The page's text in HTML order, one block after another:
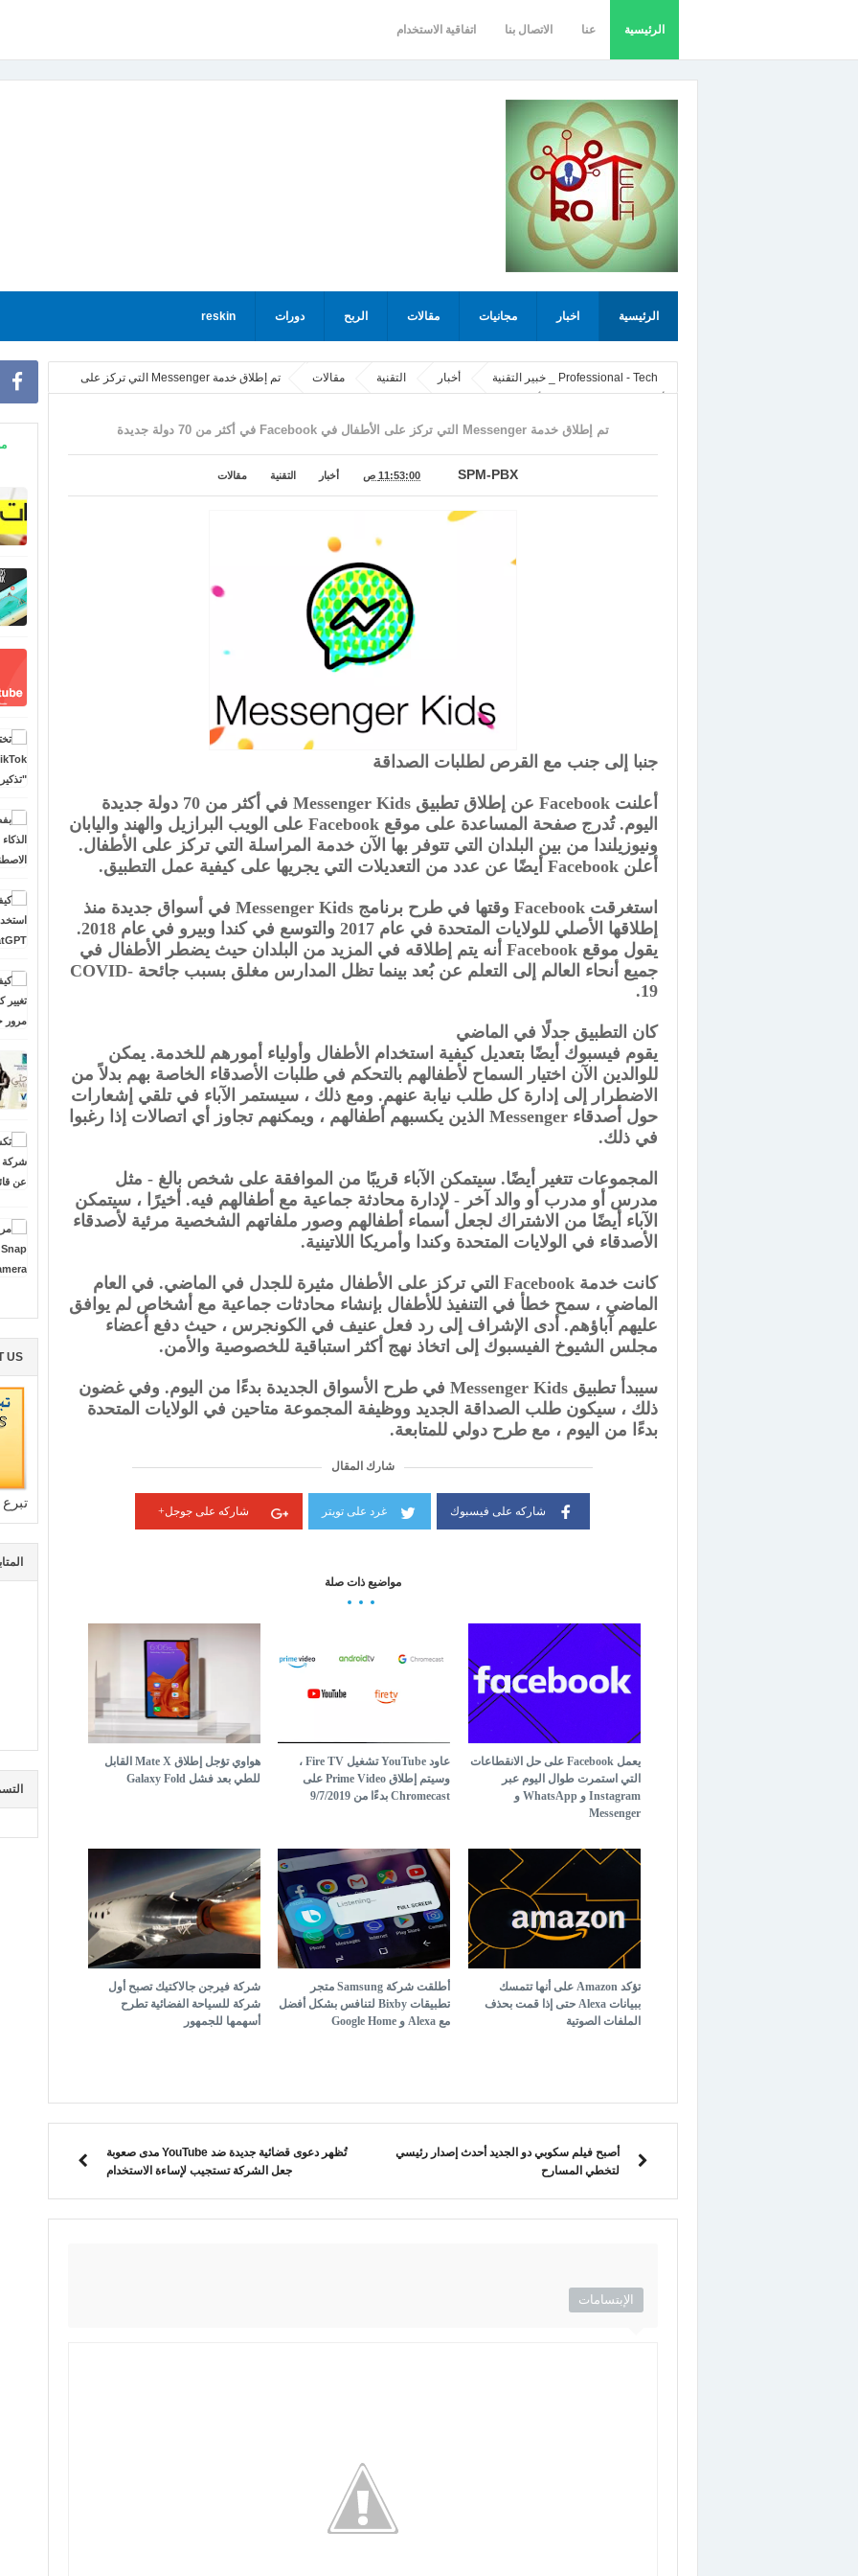
الرئيسية عنا الاتصال بنا اتفاقية الاستخدام
الرئيسية اخبار مجانيات مقالات الربح دورات reskin
Professional - Tech _ خبير التقنية أخبار التقنية مقالات
تم إطلاق خدمة Messenger التي تركز على
تم إطلاق خدمة Messenger التي تركز على الأطفال في Facebook في أكثر من 70 دولة جديدة
SPM-PBX 11:53:00 ص أخبار التقنية مقالات
جنبا إلى جنب مع القرص لطلبات الصداقة
أعلنت Facebook عن إطلاق تطبيق Messenger Kids في أكثر من 70 دولة جديدة
اليوم. تُدرج صفحة المساعدة على موقع Facebook على الويب البرازيل والهند واليابان
ونيوزيلندا من بين البلدان التي تتوفر بها الآن خدمة المراسلة التي تركز على الأطفال.
أعلن Facebook أيضًا عن عدد من التعديلات التي يجريها على كيفية عمل التطبيق.
استغرقت Facebook وقتها في طرح برنامج Messenger Kids في أسواق جديدة منذ
إطلاقها الأصلي للولايات المتحدة في عام 2017 والتوسع في كندا وبيرو في عام 2018.
يقول موقع Facebook أنه يتم إطلاقه في المزيد من البلدان حيث يضطر الأطفال في
جميع أنحاء العالم إلى التعلم عن بُعد بينما تظل المدارس مغلق بسبب جائحة COVID-
19.
كان التطبيق جدلًا في الماضي
يقوم فيسبوك أيضًا بتعديل كيفية استخدام الأطفال وأولياء أمورهم للخدمة. يمكن
للوالدين الآن اختيار السماح لأطفالهم بالتحكم في طلبات الأصدقاء الخاصة بهم بدلاً من
الاضطرار إلى إدارة كل طلب نيابة عنهم. ومع ذلك ، سيستمر الآباء في تلقي إشعارات
حول أصدقاء Messenger الذين يكسبهم أطفالهم ، ويمكنهم تجاوز أي اتصالات إذا رغبوا
في ذلك.
المجموعات تتغير أيضًا. سيتمكن الآباء قريبًا من الموافقة على شخص بالغ - مثل
مدرس أو مدرب أو والد آخر - لإدارة محادثة جماعية مع أطفالهم فيه. أخيرًا ، سيتمكن
الآباء أيضًا من الاشتراك لجعل أسماء أطفالهم وصور ملفاتهم الشخصية مرئية لأصدقاء
الأصدقاء في الولايات المتحدة وكندا وأمريكا اللاتينية.
كانت خدمة Facebook التي تركز على الأطفال مثيرة للجدل في الماضي. في العام
الماضي ، سمح خطأ في التنفيذ للأطفال بإنشاء محادثات جماعية مع أشخاص لم يوافق
عليهم آباؤهم. أدى الإشراف إلى رد فعل عنيف في الكونجرس ، حيث دفع أعضاء
مجلس الشيوخ الفيسبوك إلى اتخاذ نهج أكثر استباقية للخصوصية والأمن.
سيبدأ تطبيق Messenger Kids في طرح الأسواق الجديدة بدءًا من اليوم. وفي غضون
ذلك ، سيكون طلب الصداقة الجديد ووظيفة المجموعة متاحين في الولايات المتحدة
بدءًا من اليوم ، مع طرح دولي للمتابعة.
شارك المقال
شاركه على فيسبوك غرد على تويتر شاركه على جوجل+
مواضيع ذات صلة
يعمل Facebook على حل الانقطاعات
التي استمرت طوال اليوم عبر
Instagram و WhatsApp و
Messenger
عاود YouTube تشغيل Fire TV ،
وسيتم إطلاق Prime Video على
Chromecast بدءًا من 9/7/2019
هواوي تؤجل إطلاق Mate X القابل
للطي بعد فشل Galaxy Fold
تؤكد Amazon على أنها تتمسك
ببيانات Alexa حتى إذا قمت بحذف
الملفات الصوتية
أطلقت شركة Samsung متجر
تطبيقات Bixby لتنافس بشكل أفضل
مع Alexa و Google Home
شركة فيرجن جالاكتيك تصبح أول
شركة للسياحة الفضائية تطرح
أسهمها للجمهور
أصبح فيلم سكوبي دو الجديد أحدث إصدار رئيسي
لتخطي المسارح
تُظهر دعوى قضائية جديدة ضد YouTube مدى صعوبة
جعل الشركة تستجيب لإساءة الاستخدام
الإبتسامات
US